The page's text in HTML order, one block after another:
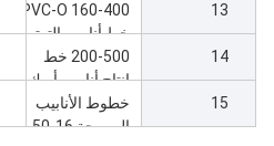
البيفيكس-أو
13
160-400 PVC-O
خط أنابيب التوتر
الثنائي
14
200-500 خط
إنتاج أنابيب أوبك
ضمان MRS500
15
خطوط الأنابيب
المموجة 16-50